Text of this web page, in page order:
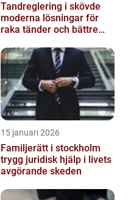
Tandreglering i skövde
moderna lösningar för
raka tänder och bättre
15 januari 2026
Familjerätt i stockholm
trygg juridisk hjälp i livets
avgörande skeden